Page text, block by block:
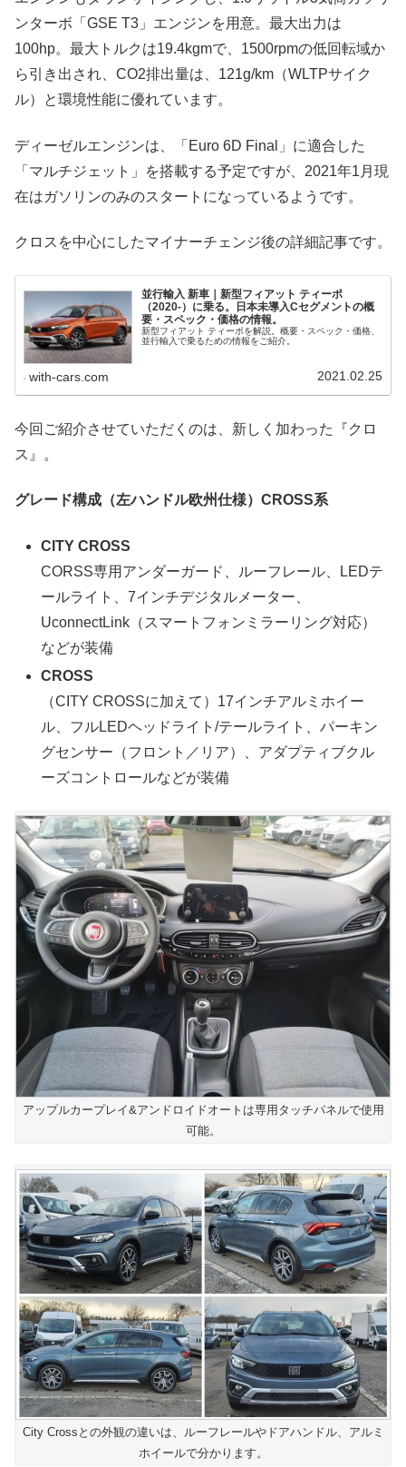
ンターボ「GSE T3」エンジンを用意。最大出力は
100hp。最大トルクは19.4kgmで、1500rpmの低回転域か
ら引き出され、CO2排出量は、121g/km（WLTPサイク
ル）と環境性能に優れています。
ディーゼルエンジンは、「Euro 6D Final」に適合した
「マルチジェット」を搭載する予定ですが、2021年1月現
在はガソリンのみのスタートになっているようです。
クロスを中心にしたマイナーチェンジ後の詳細記事です。
並行輸入 新車｜新型フィアット ティーポ
（2020-）に乗る。日本未導入Cセグメントの概
要・スペック・価格の情報。
新型フィアット ティーポを解説。概要・スペック・価格、
並行輸入で乗るための情報をご紹介。
with-cars.com 2021.02.25
今回ご紹介させていただくのは、新しく加わった『クロ
ス』。
グレード構成（左ハンドル欧州仕様）CROSS系
CITY CROSS
CORSS専用アンダーガード、ルーフレール、LEDテ
ールライト、7インチデジタルメーター、
UconnectLink（スマートフォンミラーリング対応）
などが装備
CROSS
（CITY CROSSに加えて）17インチアルミホイー
ル、フルLEDヘッドライト/テールライト、パーキン
グセンサー（フロント／リア）、アダプティブクル
ーズコントロールなどが装備
アップルカープレイ&アンドロイドオートは専用タッチパネルで使用
可能。
City Crossとの外観の違いは、ルーフレールやドアハンドル、アルミ
ホイールで分かります。